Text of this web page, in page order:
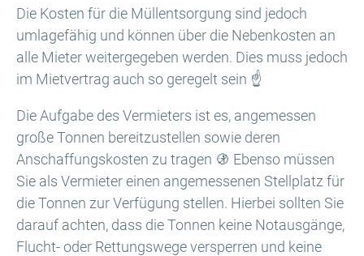
Die Kosten für die Müllentsorgung sind jedoch
umlagefähig und können über die Nebenkosten an
alle Mieter weitergegeben werden. Dies muss jedoch
im Mietvertrag auch so geregelt sein ☝️
Die Aufgabe des Vermieters ist es, angemessen
große Tonnen bereitzustellen sowie deren
Anschaffungskosten zu tragen 🚯 Ebenso müssen
Sie als Vermieter einen angemessenen Stellplatz für
die Tonnen zur Verfügung stellen. Hierbei sollten Sie
darauf achten, dass die Tonnen keine Notausgänge,
Flucht- oder Rettungswege versperren und keine